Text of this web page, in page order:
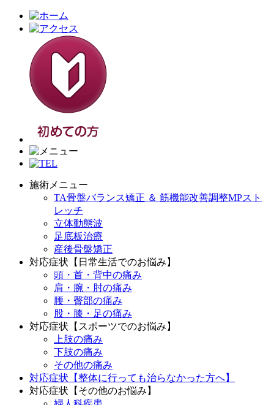
施術メニュー
TA骨盤バランス矯正 ＆ 筋機能改善調整MPスト
レッチ
立体動態波
足底板治療
産後骨盤矯正
対応症状【日常生活でのお悩み】
頭・首・背中の痛み
肩・腕・肘の痛み
腰・臀部の痛み
股・膝・足の痛み
対応症状【スポーツでのお悩み】
上肢の痛み
下肢の痛み
その他の痛み
対応症状【整体に行っても治らなかった方へ】
対応症状【その他のお悩み】